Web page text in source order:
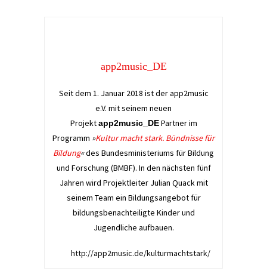
app2music_DE
Seit dem 1. Januar 2018 ist der app2music
e.V. mit seinem neuen
Projektapp2music_DEPartner im
Programm »Kultur macht stark. Bündnisse für
Bildung«des Bundesministeriums für Bildung
und Forschung (BMBF). In den nächsten fünf
Jahren wird Projektleiter Julian Quack mit
seinem Team ein Bildungsangebot für
bildungsbenachteiligte Kinder und
Jugendliche aufbauen.
http://app2music.de/kulturmachtstark/